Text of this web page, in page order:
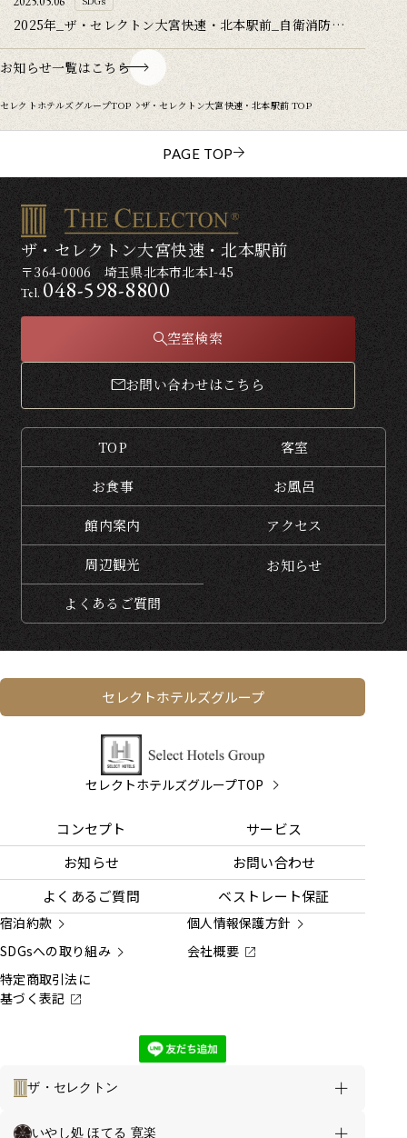
お知らせ一覧はこちら
2025年_ザ・セレクトン大宮快速・北本駅前_自衛消防訓練を行いました
セレクトホテルズグループTOP ザ・セレクトン大宮快速・北本駅前 TOP
PAGE TOP
ザ・セレクトン大宮快速・北本駅前
〒364-0006 埼玉県北本市北本1-45
Tel.048-598-8800
空室検索
お問い合わせはこちら
TOP 客室
お食事 お風呂
館内案内 アクセス
周辺観光 お知らせ
よくあるご質問
ホテルのご案内
セレクトホテルズグループ
セレクトホテルズグループTOP
コンセプト
サービス
お知らせ
お問い合わせ
よくあるご質問
ベストレート保証
宿泊約款
個人情報保護方針
SDGsへの取り組み
会社概要
特定商取引法に
基づく表記
ザ・セレクトン
いやし処 ほてる 寛楽